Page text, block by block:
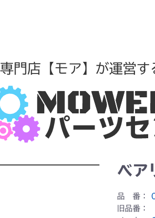
門店【モア】が運営す
ベ
品 番：
旧品番：